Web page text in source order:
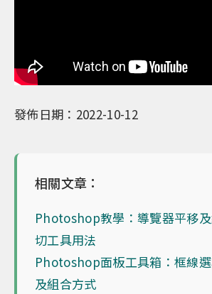
發佈日期：2022-10-12
相關文章：
Photoshop教學：導覽器平移
切工具用法
Photoshop面板工具箱：框線
及組合方式